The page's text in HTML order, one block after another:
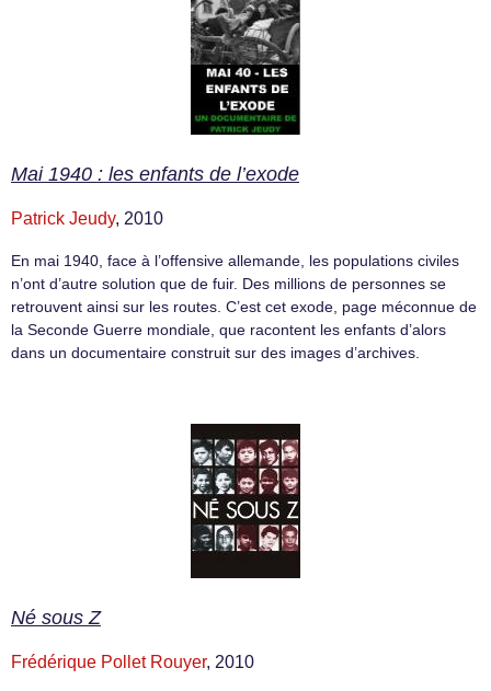
Mai 1940 : les enfants de l’exode
Patrick Jeudy, 2010
En mai 1940, face à l’offensive allemande, les populations civiles
n’ont d’autre solution que de fuir. Des millions de personnes se
retrouvent ainsi sur les routes. C’est cet exode, page méconnue de
la Seconde Guerre mondiale, que racontent les enfants d’alors
dans un documentaire construit sur des images d’archives.
Né sous Z
Frédérique Pollet Rouyer, 2010